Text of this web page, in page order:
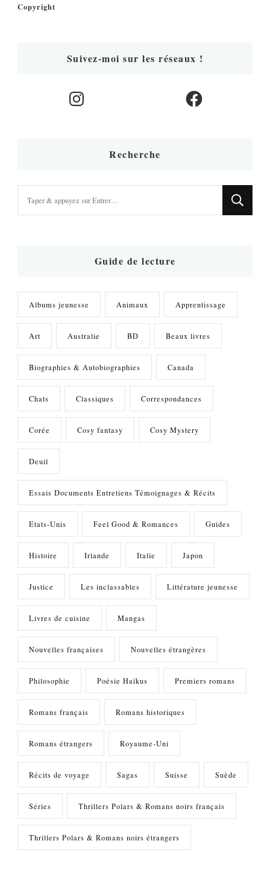
Copyright
Suivez-moi sur les réseaux !
Instagram Facebook
Recherche
recherchiez
Guide de lecture
Albums jeunesse Animaux Apprentissage
Art Australie BD Beaux livres
Biographies & Autobiographies Canada
Chats Classiques Correspondances
Corée Cosy fantasy Cosy Mystery
Deuil
Essais Documents Entretiens Témoignages & Récits
Etats-Unis Feel Good & Romances Guides
Histoire Irlande Italie Japon
Justice Les inclassables Littérature jeunesse
Livres de cuisine Mangas
Nouvelles françaises Nouvelles étrangères
Philosophie Poésie Haïkus Premiers romans
Romans français Romans historiques
Romans étrangers Royaume-Uni
Récits de voyage Sagas Suisse Suède
Séries Thrillers Polars & Romans noirs français
Thrillers Polars & Romans noirs étrangers